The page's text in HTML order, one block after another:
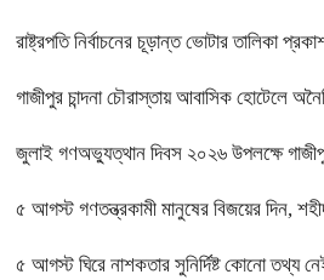
রাষ্ট্রপতি নির্বাচনের চূড়ান্ত ভোটার তালিকা
গাজীপুর চান্দনা চৌরাস্তায় আবাসিক হোটেলে
জুলাই গণঅভ্যুত্থান দিবস ২০২৬ উপলক্ষে
৫ আগস্ট গণতন্ত্রকামী মানুষের বিজয়ের দিন,
৫ আগস্ট ঘিরে নাশকতার সুনির্দিষ্ট কোনো তথ্য